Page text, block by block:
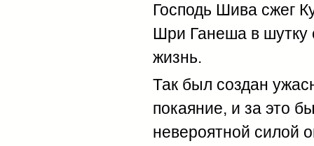
Господь Шива сжег
Шри Ганеша в шутку
жизнь.
Так был создан
покаяние, и за это
невероятной силой